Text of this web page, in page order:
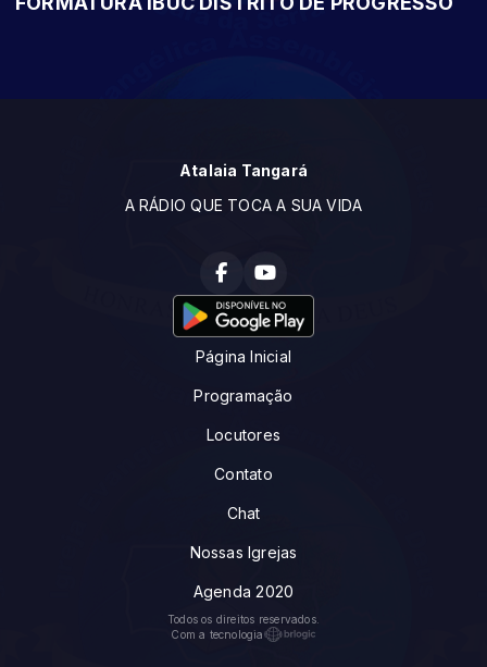
Atalaia Tangará
A RÁDIO QUE TOCA A SUA VIDA
Página Inicial
Programação
Locutores
Contato
Chat
Nossas Igrejas
Agenda 2020
Todos os direitos reservados.
Com a tecnologia